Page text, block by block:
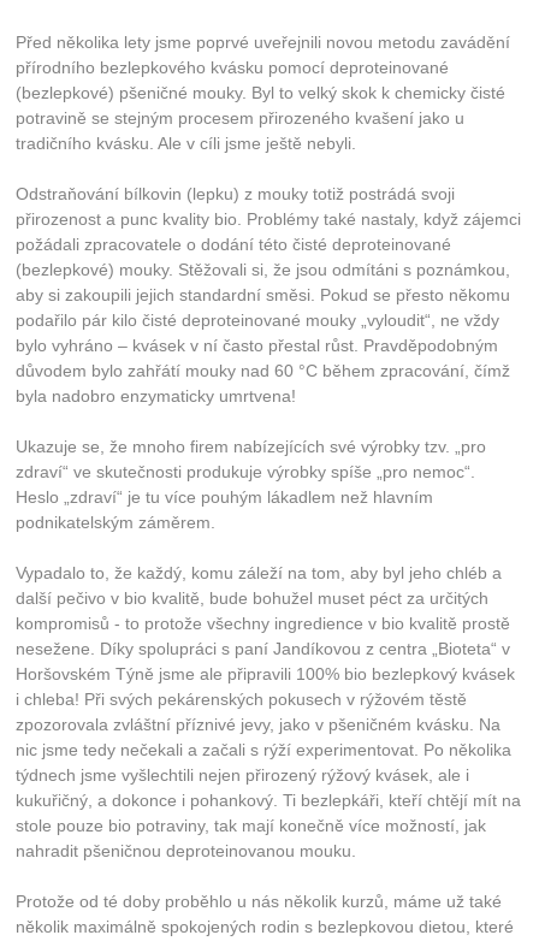
Před několika lety jsme poprvé uveřejnili novou metodu zavádění
přírodního bezlepkového kvásku pomocí deproteinované
(bezlepkové) pšeničné mouky. Byl to velký skok k chemicky čisté
potravině se stejným procesem přirozeného kvašení jako u
tradičního kvásku. Ale v cíli jsme ještě nebyli.
Odstraňování bílkovin (lepku) z mouky totiž postrádá svoji
přirozenost a punc kvality bio. Problémy také nastaly, když zájemci
požádali zpracovatele o dodání této čisté deproteinované
(bezlepkové) mouky. Stěžovali si, že jsou odmítáni s poznámkou,
aby si zakoupili jejich standardní směsi. Pokud se přesto někomu
podařilo pár kilo čisté deproteinované mouky „vyloudit“, ne vždy
bylo vyhráno – kvásek v ní často přestal růst. Pravděpodobným
důvodem bylo zahřátí mouky nad 60 °C během zpracování, čímž
byla nadobro enzymaticky umrtvena!
Ukazuje se, že mnoho firem nabízejících své výrobky tzv. „pro
zdraví“ ve skutečnosti produkuje výrobky spíše „pro nemoc“.
Heslo „zdraví“ je tu více pouhým lákadlem než hlavním
podnikatelským záměrem.
Vypadalo to, že každý, komu záleží na tom, aby byl jeho chléb a
další pečivo v bio kvalitě, bude bohužel muset péct za určitých
kompromisů - to protože všechny ingredience v bio kvalitě prostě
nesežene. Díky spolupráci s paní Jandíkovou z centra „Bioteta“ v
Horšovském Týně jsme ale připravili 100% bio bezlepkový kvásek
i chleba! Při svých pekárenských pokusech v rýžovém těstě
zpozorovala zvláštní příznivé jevy, jako v pšeničném kvásku. Na
nic jsme tedy nečekali a začali s rýží experimentovat. Po několika
týdnech jsme vyšlechtili nejen přirozený rýžový kvásek, ale i
kukuřičný, a dokonce i pohankový. Ti bezlepkáři, kteří chtějí mít na
stole pouze bio potraviny, tak mají konečně více možností, jak
nahradit pšeničnou deproteinovanou mouku.
Protože od té doby proběhlo u nás několik kurzů, máme už také
několik maximálně spokojených rodin s bezlepkovou dietou, které
např. Facebook nebo Google Ads. Díky tomuto
propojení vám můžeme zobrazovat relevantní
reklamu i mimo náš web.
Souhlasím, použijte všechny cookies